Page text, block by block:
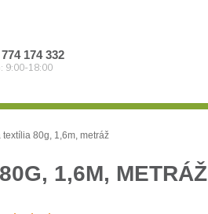
174 332
9:00-18:00
80g, 1,6m, metráž
1,6M, METRÁŽ